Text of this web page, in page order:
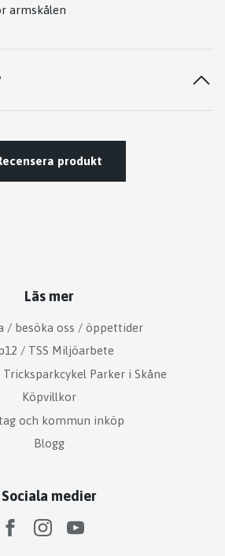
armskålen
produkt
Läs mer
/ besöka oss / öppettider
/ TSS Miljöarbete
Parker i Skåne
Köpvillkor
och kommun inköp
Blogg
Sociala medier